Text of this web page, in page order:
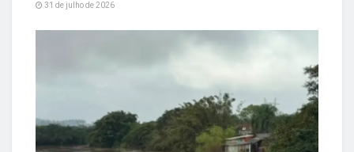
31 de julho de 2026